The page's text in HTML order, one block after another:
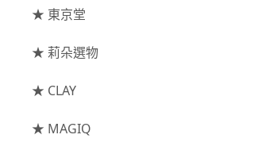
- 迷你玫瑰
- 庭園玫瑰
- 其他玫瑰
原色
枝條
果實
捧花架⧸吊架
藤圈⧸注連繩
提籃
資材
★ 東京堂
★ 莉朵選物
★ CLAY
★ MAGIQ